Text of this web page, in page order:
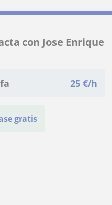
con Jose Enrique
25 €/h
gratis